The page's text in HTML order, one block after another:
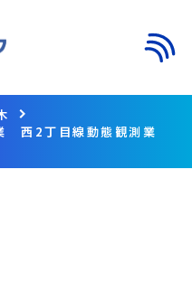
西2丁目線動態観測業